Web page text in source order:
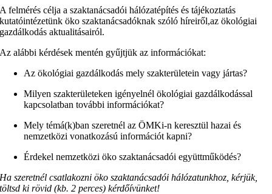
A felmérés célja a szaktanácsadói hálózatépítés és tájékoztatás
kutatóintézetünk öko szaktanácsadóknak szóló híreiről,az ökológiai
gazdálkodás aktualitásairól.
Az alábbi kérdések mentén gyűjtjük az információkat:
Az ökológiai gazdálkodás mely szakterületein vagy jártas?
Milyen szakterületeken igényelnél ökológiai gazdálkodással
kapcsolatban további információkat?
Mely témá(k)ban szeretnél az ÖMKi-n keresztül hazai és
nemzetközi vonatkozású információt kapni?
Érdekel nemzetközi öko szaktanácsadói együttműködés?
Ha szeretnél csatlakozni öko szaktanácsadói hálózatunkhoz , kérjük,
töltsd ki rövid (kb. 2 perces) kérdőívünket!